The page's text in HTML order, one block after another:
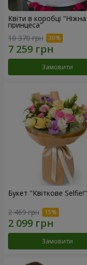
Квіти в коробці "Ніжна
принцеса"
10 370 грн
Замовити
Букет "Квіткове Selfie!"
2 469 грн
Замовити